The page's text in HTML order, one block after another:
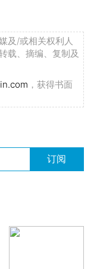
及/或相关权利人
载、摘编、复制及
，获得书面
订阅